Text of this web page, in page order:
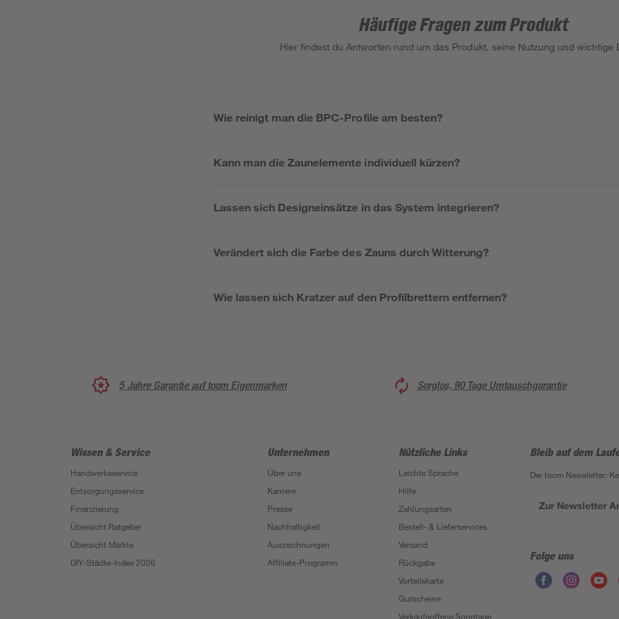
Häufige Fragen zum Produkt
Hier findest du Antworten rund um das Produkt, seine Nutzung und wichtige
Wie reinigt man die BPC-Profile am besten?
Kann man die Zaunelemente individuell kürzen?
Lassen sich Designeinsätze in das System integrieren?
Verändert sich die Farbe des Zauns durch Witterung?
Wie lassen sich Kratzer auf den Profilbrettern entfernen?
5 Jahre Garantie auf toom Eigenmarken Sorglos, 90 Tage Umtauschgarantie
Wissen & Service
Handwerksservice
Entsorgungsservice
Finanzierung
Übersicht Ratgeber
Übersicht Märkte
DIY-Städte-Index 2026
Unternehmen
Über uns
Karriere
Presse
Nachhaltigkeit
Auszeichnungen
Affiliate-Programm
Nützliche Links
Leichte Sprache
Hilfe
Zahlungsarten
Bestell- & Lieferservices
Versand
Rückgabe
Vorteilskarte
Gutscheine
Verkaufsoffene Sonntage
Bleib auf dem
Der toom Newsletter:
Zur Newsletter
Folge uns